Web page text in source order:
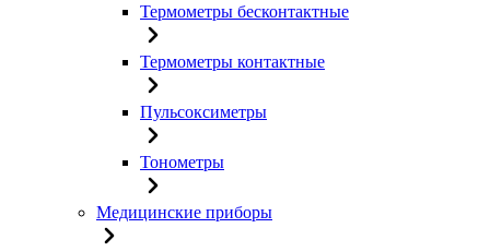
Термометры бесконтактные
Термометры контактные
Пульсоксиметры
Тонометры
Медицинские приборы